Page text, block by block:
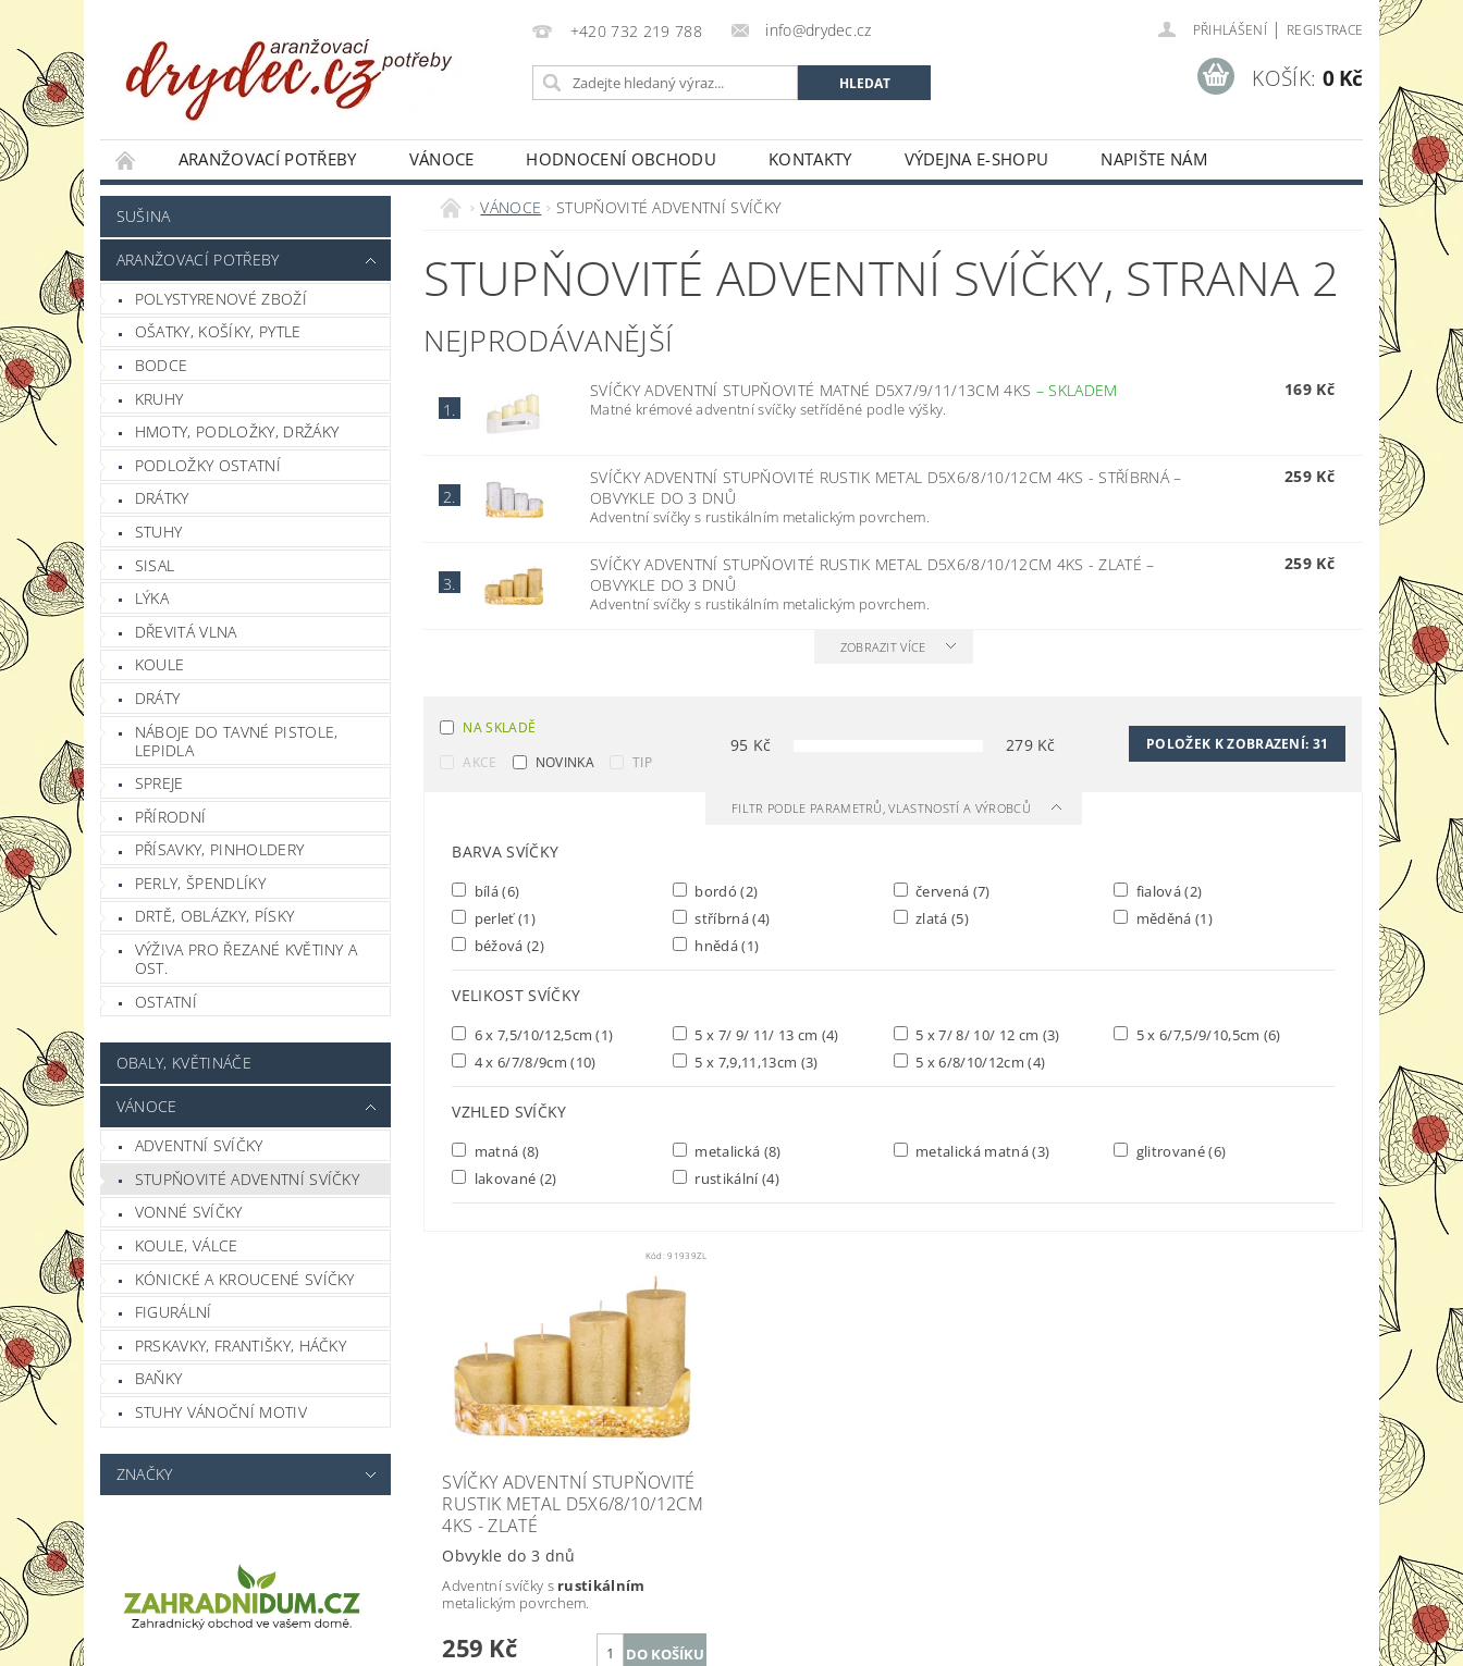
+420 732 219 788 info@drydec.cz PŘIHLÁŠENÍ | REGISTRACE
KOŠÍK: 0 Kč
ARANŽOVACÍ POTŘEBY VÁNOCE HODNOCENÍ OBCHODU KONTAKTY VÝDEJNA E-SHOPU
NAPIŠTE NÁM
JAK NAKUPOVAT
PODMÍNKY OCHRANY OSOBNÍCH ÚDAJŮ OBCHODNÍ PODMÍNKY
SUŠINA
ARANŽOVACÍ POTŘEBY
POLYSTYRENOVÉ ZBOŽÍ
OŠATKY, KOŠÍKY, PYTLE
BODCE
KRUHY
HMOTY, PODLOŽKY, DRŽÁKY
PODLOŽKY OSTATNÍ
DRÁTKY
STUHY
SISAL
LÝKA
DŘEVITÁ VLNA
KOULE
DRÁTY
NÁBOJE DO TAVNÉ PISTOLE,
LEPIDLA
SPREJE
PŘÍRODNÍ
PŘÍSAVKY, PINHOLDERY
PERLY, ŠPENDLÍKY
DRTĚ, OBLÁZKY, PÍSKY
VÝŽIVA PRO ŘEZANÉ KVĚTINY A
OST.
OSTATNÍ
OBALY, KVĚTINÁČE
VÁNOCE
ADVENTNÍ SVÍČKY
STUPŇOVITÉ ADVENTNÍ SVÍČKY
VONNÉ SVÍČKY
KOULE, VÁLCE
KÓNICKÉ A KROUCENÉ SVÍČKY
FIGURÁLNÍ
PRSKAVKY, FRANTIŠKY, HÁČKY
BAŇKY
STUHY VÁNOČNÍ MOTIV
ZNAČKY
VÁNOCE STUPŇOVITÉ ADVENTNÍ SVÍČKY
STUPŇOVITÉ ADVENTNÍ SVÍČKY, STRANA 2
NEJPRODÁVANĚJŠÍ
1.
SVÍČKY ADVENTNÍ STUPŇOVITÉ MATNÉ D5X7/9/11/13CM 4KS –SKLADEM
Matné krémové adventní svíčky setříděné podle výšky.
169 Kč
2.
SVÍČKY ADVENTNÍ STUPŇOVITÉ RUSTIK METAL D5X6/8/10/12CM 4KS - STŘÍBRNÁ–
OBVYKLE DO 3 DNŮ
Adventní svíčky s rustikálním metalickým povrchem.
259 Kč
3.
SVÍČKY ADVENTNÍ STUPŇOVITÉ RUSTIK METAL D5X6/8/10/12CM 4KS - ZLATÉ–
OBVYKLE DO 3 DNŮ
Adventní svíčky s rustikálním metalickým povrchem.
259 Kč
ZOBRAZIT VÍCE
NA SKLADĚ
AKCE
NOVINKA TIP
95 Kč 279Kč POLOŽEK K ZOBRAZENÍ: 31
FILTR PODLE PARAMETRŮ, VLASTNOSTÍ A VÝROBCŮ
BARVA SVÍČKY
bílá(6) bordó(2) červená (7) fialová(2)
perleť(1) stříbrná(4) zlatá(5) měděná(1)
béžová (2) hnědá(1)
VELIKOST SVÍČKY
6 x 7,5/10/12,5cm(1) 5 x 7/ 9/ 11/ 13 cm (4) 5 x 7/ 8/ 10/ 12 cm (3) 5 x 6/7,5/9/10,5cm (6)
4 x 6/7/8/9cm(10) 5 x 7,9,11,13cm (3) 5 x 6/8/10/12cm(4)
VZHLED SVÍČKY
matná (8) metalická (8) metalická matná(3) glitrované(6)
lakované (2) rustikální(4)
Kód:91939ZL
SVÍČKY ADVENTNÍ STUPŇOVITÉ
RUSTIK METAL D5X6/8/10/12CM
4KS - ZLATÉ
Obvykle do 3 dnů
Adventní svíčky s rustikálním
metalickým povrchem.
259 Kč